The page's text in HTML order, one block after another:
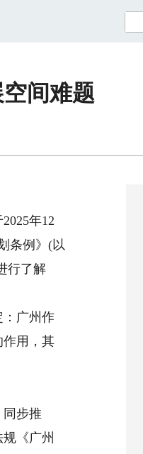
间难题
年12
条例》(以
行了解
广州作
作用，其
步推
《广州